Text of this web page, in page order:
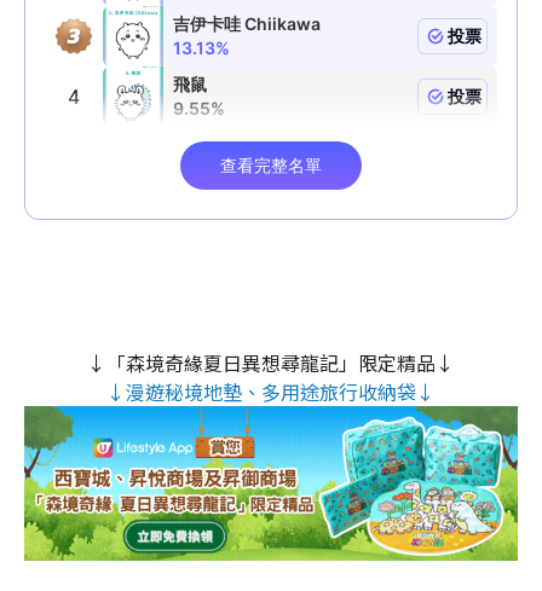
↓「森境奇緣夏日異想尋龍記」限定精品↓
↓漫遊秘境地墊、多用途旅行收納袋↓